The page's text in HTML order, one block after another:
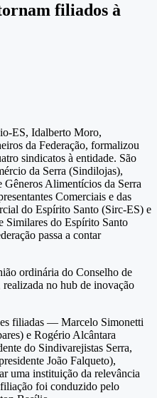
filiados à
ES, Idalberto Moro,
da Federação, formalizou
sindicatos à entidade. São
da Serra (Sindilojas),
Alimentícios da Serra
Comerciais e das
do Espírito Santo (Sirc-ES) e
Similares do Espírito Santo
passa a contar
ordinária do Conselho de
no hub de inovação
filiadas — Marcelo Simonetti
e Rogério Alcântara
do Sindivarejistas Serra,
João Falqueto),
uma instituição da relevância
foi conduzido pelo